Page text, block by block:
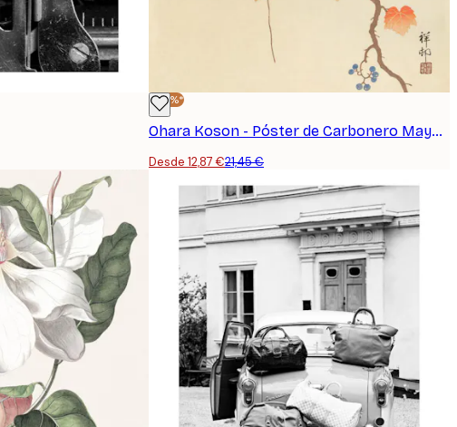
-40%*
Ohara Koson - Póster de Carbonero Mayor en rama de Paulownia
Desde 12,87 €21,45 €